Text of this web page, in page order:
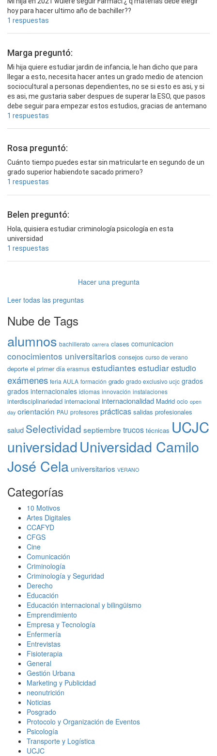
hoy para hacer ultimo año de bachiller??
1 respuestas
Marga preguntó:
Mi hija quiere estudiar jardin de infancia, le han dicho que para
llegar a esto, necesita hacer antes un grado medio de atencion
sociocultural a personas dependientes, no se si esto es asi, y si
es asi, me gustaria saber despues de superar la ESO, que pasos
debe seguir para empezar estos estudios, gracias de antemano
1 respuestas
Rosa preguntó:
Cuánto tiempo puedes estar sin matricularte en segundo de un
grado superior habiendote sacado primero?
1 respuestas
Belen preguntó:
Hola, quisiera estudiar criminología psicología en esta
universidad
1 respuestas
Hacer una pregunta
Leer todas las preguntas
Nube de Tags
alumnos bachillerato carrera clases comunicacion
conocimientos universitarios consejos curso de verano
deporte el primer día erasmus estudiantes estudiarestudio
exámenes feria AULA formación grado grado exclusivo ucjc grados
grados internacionales idiomas innovación instalaciones
interdisciplinariedad internacional internacionalidad Madrid ocio open
day orientación PAU profesores prácticas salidas profesionales
salud Selectividad septiembre trucos técnicas UCJC
universidadUniversidad Camilo
José Cela universitarios VERANO
Categorías
10 Motivos
Artes Digitales
CCAFYD
CFGS
Cine
Comunicación
Criminología
Criminología y Seguridad
Derecho
Educación
Educación internacional y bilingüismo
Emprendimiento
Empresa y Tecnología
Enfermería
Entrevistas
Fisioterapia
General
Gestión Urbana
Marketing y Publicidad
neonutrición
Noticias
Posgrado
Protocolo y Organización de Eventos
Psicología
Transporte y Logística
UCJC